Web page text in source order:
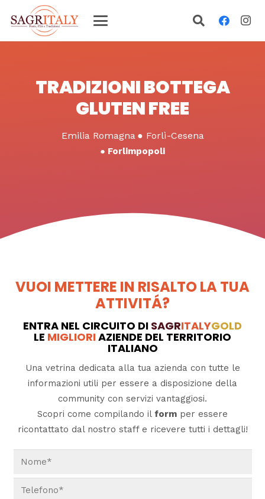
TRADIZIONI BOTTEGA
GLUTEN FREE
Emilia Romagna ● Forlì-Cesena
● Forlimpopoli
VUOI METTERE IN RISALTO LA TUA
ATTIVITÁ?
ENTRA NEL CIRCUITO DI SAGRITALYGOLD
LE MIGLIORIAZIENDE DEL TERRITORIO
ITALIANO
Una vetrina dedicata alla tua azienda con tutte le
informazioni utili per essere a disposizione della
community con servizi vantaggiosi.
Scopri come compilando il form per essere
ricontattato dal nostro staff e ricevere tutti i dettagli!